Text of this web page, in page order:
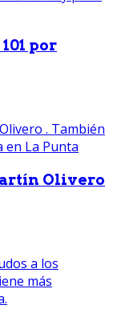
por
Olivero